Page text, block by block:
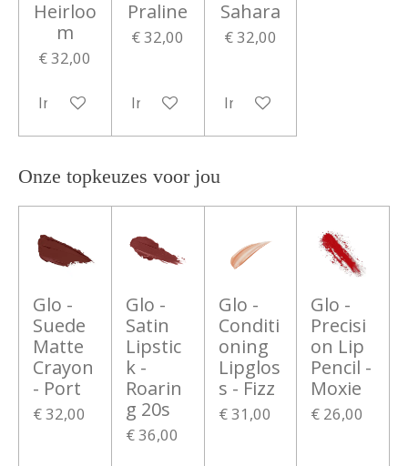
Heirloo
m
€ 32,00
In winkelwagen
Praline
€ 32,00
In winkelwagen
Sahara
€ 32,00
In winkelwagen
Onze topkeuzes voor jou
Glo -
Suede
Matte
Crayon
- Port
€ 32,00
Glo -
Satin
Lipstic
k -
Roarin
g 20s
€ 36,00
Glo -
Conditi
oning
Lipglos
s - Fizz
€ 31,00
Glo -
Precisi
on Lip
Pencil -
Moxie
€ 26,00